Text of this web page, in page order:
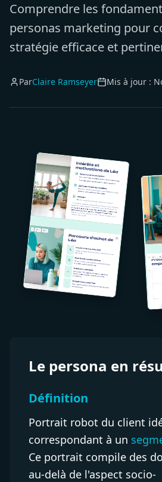
Comprendre les
personas marketing pour
stratégie efficace et
ParClaire Ramseyer Mis à jour :
Le persona en
Définition
Portrait robot du client
correspondant à un
Ce portrait compile des
au-delà de l'aspect socio-